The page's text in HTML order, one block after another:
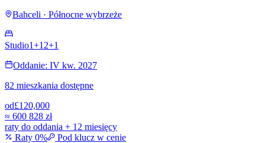
Bahceli · Północne wybrzeże
Studio1+1 2+1
Oddanie: IV kw. 2027
82 mieszkania dostępne
od£120,000
≈ 600 828 zł
raty do oddania + 12 miesięcy
Raty 0%
Pod klucz w cenie